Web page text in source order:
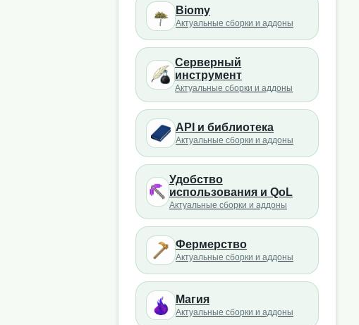
Biomy
Актуальные сборки и аддоны
Серверный
инструмент
Актуальные сборки и аддоны
API и библиотека
Актуальные сборки и аддоны
Удобство
использования и QoL
Актуальные сборки и аддоны
Фермерство
Актуальные сборки и аддоны
Магия
Актуальные сборки и аддоны